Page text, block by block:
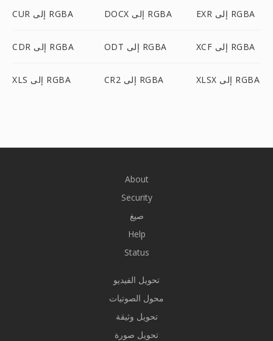
CUR إلى RGBA DOCX إلى RGBA EXR إلى RGBA
CDR إلى RGBA ODT إلى RGBA XCF إلى RGBA
XLS إلى RGBA CR2 إلى RGBA XLSX إلى RGBA
About
Security
صيغ
Help
Status
تحويل الفيديو
محول الصوتيات
تحويل وثيقة
تحويل صورة